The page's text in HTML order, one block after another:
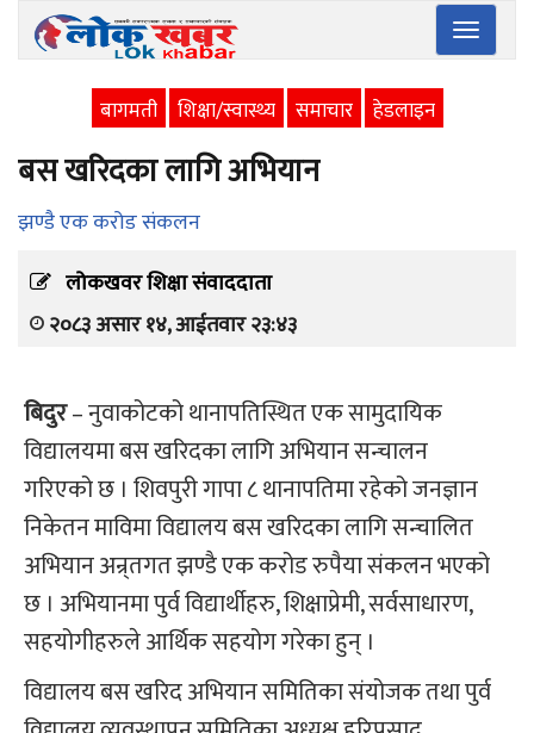
Toggle
बागमती शिक्षा/स्वास्थ्य समाचार हेडलाइन
बस खरिदका लागि अभियान
झण्डै एक करोड संकलन
लोकखवर शिक्षा संवाददाता
२०८३ असार १४, आईतवार २३:४३
बिदुर– नुवाकोटको थानापतिस्थित एक सामुदायिक
विद्यालयमा बस खरिदका लागि अभियान सन्चालन
गरिएको छ । शिवपुरी गापा ८ थानापतिमा रहेको जनज्ञान
निकेतन माविमा विद्यालय बस खरिदका लागि सन्चालित
अभियान अन्र्तगत झण्डै एक करोड रुपैया संकलन भएको
छ । अभियानमा पुर्व विद्यार्थीहरु, शिक्षाप्रेमी, सर्वसाधारण,
सहयोगीहरुले आर्थिक सहयोग गरेका हुन् ।
विद्यालय बस खरिद अभियान समितिका संयोजक तथा पुर्व